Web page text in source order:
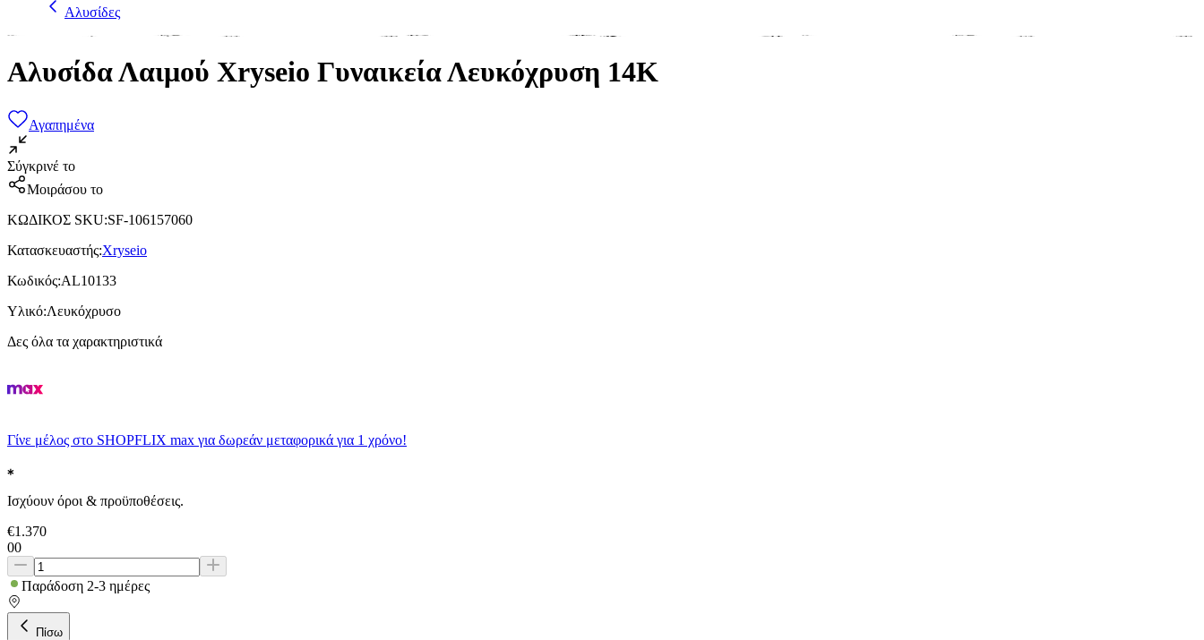
Αλυσίδες
Αλυσίδα Λαιμού Xryseio Γυναικεία Λευκόχρυση 14Κ
Αγαπημένα
Σύγκρινέ το
Μοιράσου το
ΚΩΔΙΚΟΣ SKU:SF-106157060
Κατασκευαστής:Xryseio
Κωδικός:AL10133
Υλικό:Λευκόχρυσο
Δες όλα τα χαρακτηριστικά
Γίνε μέλος στο SHOPFLIX max για δωρεάν μεταφορικά για 1 χρόνο!
Ισχύουν όροι & προϋποθέσεις.
€1.370
00
Παράδοση 2-3 ημέρες
Πίσω